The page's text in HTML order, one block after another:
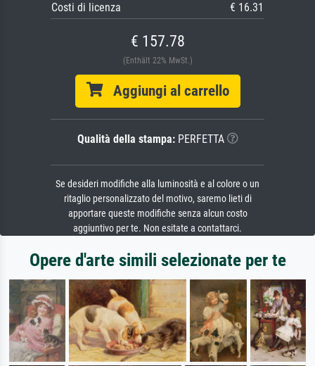
Costi di licenza
€ 16.31
€ 157.78
(Enthält 22% MwSt.)
Aggiungi al carrello
Qualità della stampa:PERFETTA
Se desideri modifiche alla luminosità e al colore o un
ritaglio personalizzato del motivo, saremo lieti di
apportare queste modifiche senza alcun costo
aggiuntivo per te. Non esitate a contattarci.
Opere d'arte simili selezionate per te